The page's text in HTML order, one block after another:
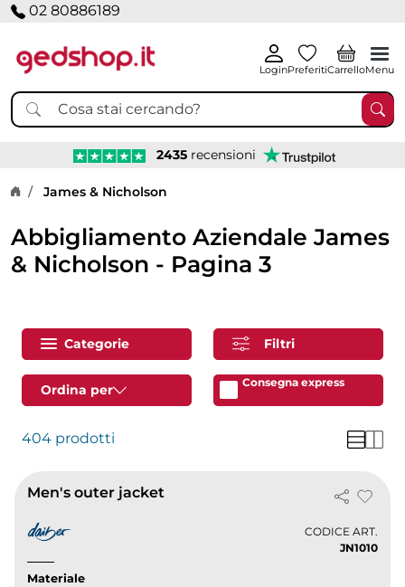
02 80886189
LoginPreferitiCarrelloMenu
2435 recensioni
Home page
James & Nicholson
Abbigliamento Aziendale James
& Nicholson - Pagina 3
Categorie Filtri
Ordina per Consegna express
404 prodotti
Men's outer jacket
CODICE ART.
JN1010
Materiale